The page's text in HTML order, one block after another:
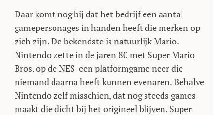
Daar komt nog bij dat het bedrijf een aantal
gamepersonages in handen heeft die merken op
zich zijn. De bekendste is natuurlijk Mario.
Nintendo zette in de jaren 80 met Super Mario
Bros. op de NES een platformgame neer die
niemand daarna heeft kunnen evenaren. Behalve
Nintendo zelf misschien, dat nog steeds games
maakt die dicht bij het origineel blijven. Super